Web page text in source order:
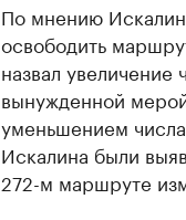
По мнению
освободить
назвал увеличение
вынужденной
уменьшением
Искалина были
272-м маршруте